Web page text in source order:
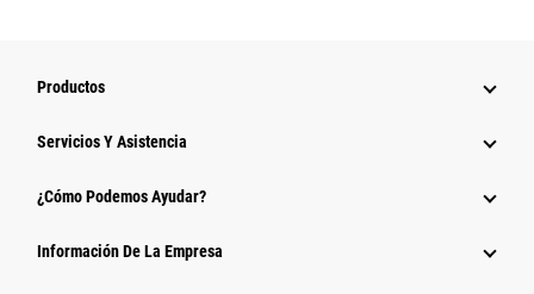
Productos
Servicios Y Asistencia
¿Cómo Podemos Ayudar?
Información De La Empresa